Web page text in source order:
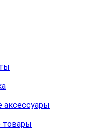
аксессуары
товары